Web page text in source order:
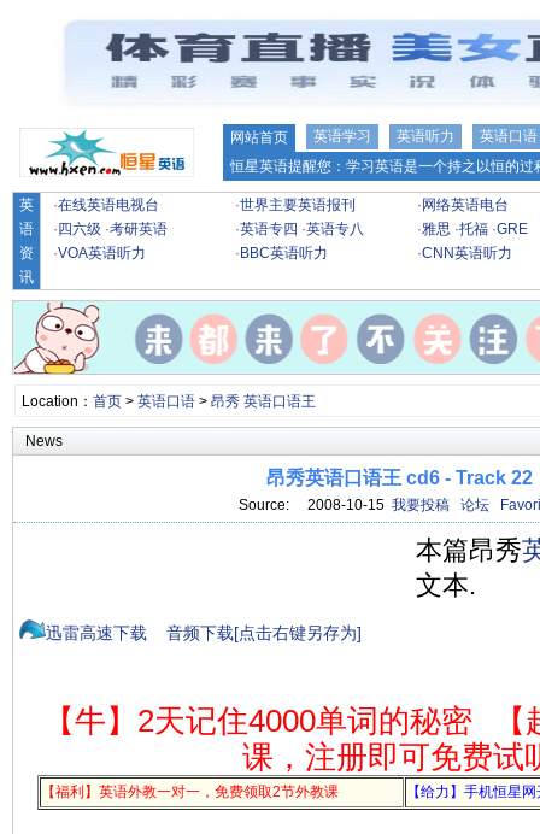
网站首页 英语学习 英语听力
英语口语
恒星英语提醒您：学习英语是一个持之以恒的
英
语
资
讯
·在线英语电视台 ·世界主要英语报刊 · 网络英语电台
· 四六级 ·考研英语 ·英语专四 ·英语专八 ·雅思 ·托福 ·GRE
·VOA英语听力 · BBC英语听力 ·CNN英语听力
Location： 首页> 英语口语> 昂秀 英语口语王
News
昂秀英语口语王 cd6 - Track 22
Source: 2008-10-15 我要投稿 论坛
迅雷高速下载 音频下载[点击右键另存为]
本篇昂秀
文本.
【牛】2天记住4000单词的秘密
课，注册即可免费试
【福利】英语外教一对一，免费领取2节外教课 【给力】手机恒星